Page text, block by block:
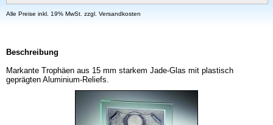
Alle Preise inkl. 19% MwSt. zzgl. Versandkosten
Beschreibung
Markante Trophäen aus 15 mm starkem Jade-Glas mit plastisch
geprägten Aluminium-Reliefs.